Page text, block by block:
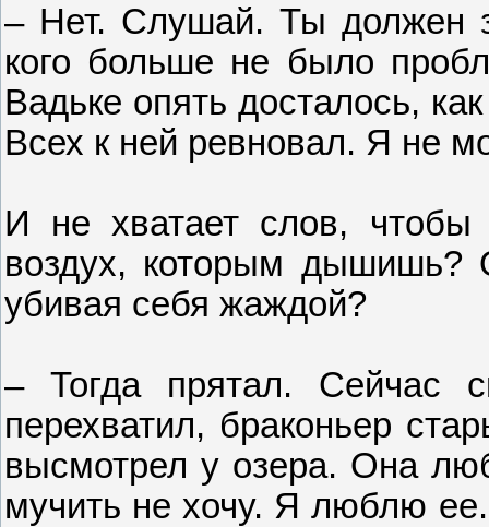
– Нет. Слушай. Ты должен
кого больше не было
Вадьке опять досталось,
Всех к ней ревновал. Я не
И не хватает слов, чтобы
воздух, которым дышишь?
убивая себя жаждой?
– Тогда прятал. Сейчас
перехватил, браконьер
высмотрел у озера. Она
мучить не хочу. Я люблю